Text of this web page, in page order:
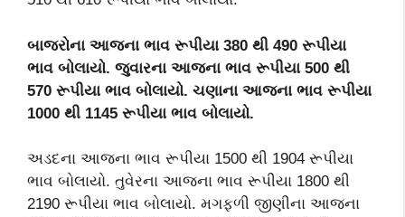
બાજરોના આજના ભાવ રૂપીયા 380 થી 490 રૂપીયા
ભાવ બોલાયો. જુવારના આજના ભાવ રૂપીયા 500 થી
570 રૂપીયા ભાવ બોલાયો. ચણાના આજના ભાવ રૂપીયા
1000 થી 1145 રૂપીયા ભાવ બોલાયો.
અડદના આજના ભાવ રૂપીયા 1500 થી 1904 રૂપીયા
ભાવ બોલાયો. તુવેરના આજના ભાવ રૂપીયા 1800 થી
2190 રૂપીયા ભાવ બોલાયો. મગફળી જીણીના આજના